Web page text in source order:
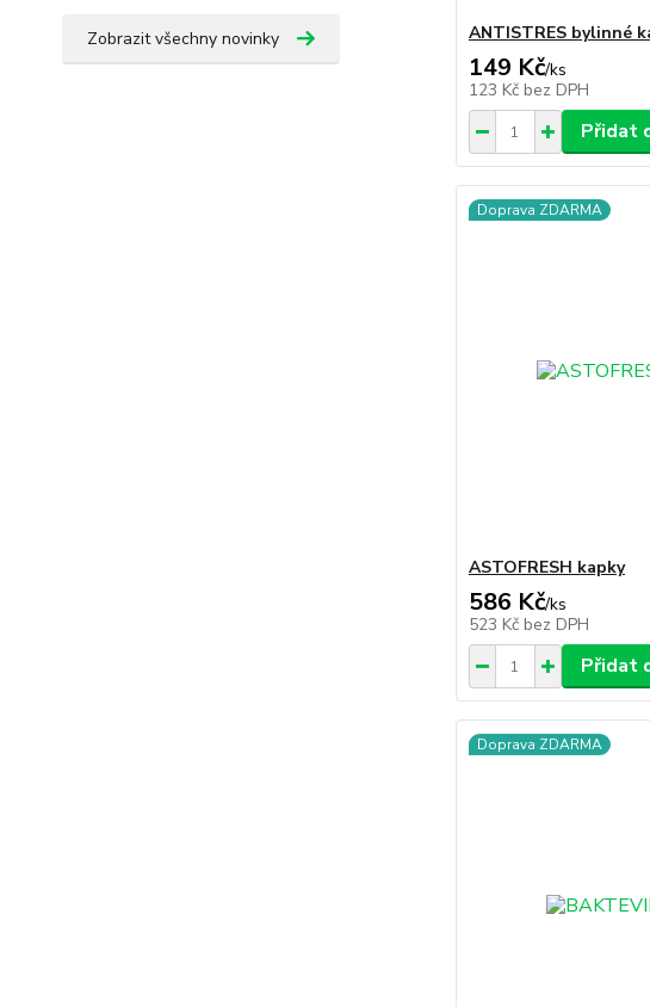
Zobrazit všechny novinky ANTISTRES bylinné
149 Kč/ks
123 Kč bez DPH
Přidat
Doprava ZDARMA
ASTOFRESH kapky
586 Kč/ks
523 Kč bez DPH
Přidat
Doprava ZDARMA